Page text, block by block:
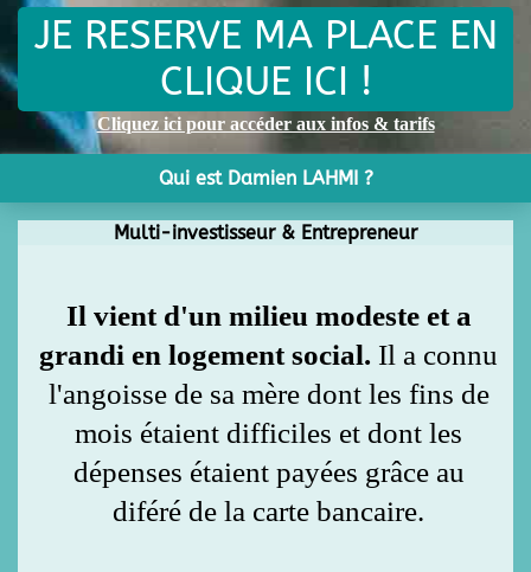
JE RESERVE MA PLACE EN
CLIQUE ICI !
Cliquez ici pour accéder aux infos & tarifs
Qui est Damien LAHMI ?
Multi-investisseur & Entrepreneur
Il vient d'un milieu modeste et a
grandi en logement social. Il a connu
l'angoisse de sa mère dont les fins de
mois étaient difficiles et dont les
dépenses étaient payées grâce au
diféré de la carte bancaire.